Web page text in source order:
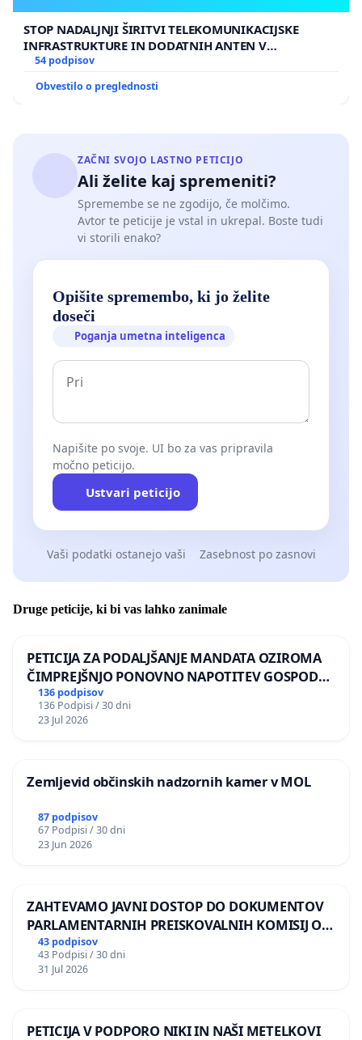
STOP NADALJNJI ŠIRITVI TELEKOMUNIKACIJSKE
INFRASTRUKTURE IN DODATNIH ANTEN V
GRADIŠČAKU
54 podpisov
Obvestilo o preglednosti
ZAČNI SVOJO LASTNO PETICIJO
Ali želite kaj spremeniti?
Spremembe se ne zgodijo, če molčimo.
Avtor te peticije je vstal in ukrepal. Boste tudi
vi storili enako?
Opišite spremembo, ki jo želite
doseči
Poganja umetna inteligenca
Napišite po svoje. UI bo za vas pripravila
močno peticijo.
Ustvari peticijo
Vaši podatki ostanejo vaši Zasebnost po zasnovi
Druge peticije, ki bi vas lahko zanimale
PETICIJA ZA PODALJŠANJE MANDATA OZIROMA
ČIMPREJŠNJO PONOVNO NAPOTITEV GOSPODA
BERNARDA ŠRAJNERJA NA VELEPOSLANIŠTVO
REPUBLIKE SLOVENIJE V MOSKVI
136 podpisov
136 Podpisi / 30 dni
23 Jul 2026
Zemljevid občinskih nadzornih kamer v MOL
87 podpisov
67 Podpisi / 30 dni
23 Jun 2026
ZAHTEVAMO JAVNI DOSTOP DO DOKUMENTOV
PARLAMENTARNIH PREISKOVALNIH KOMISIJ O
ILEGALNI TRGOVINI Z OROŽJEM
43 podpisov
43 Podpisi / 30 dni
31 Jul 2026
PETICIJA V PODPORO NIKI IN NAŠI METELKOVI